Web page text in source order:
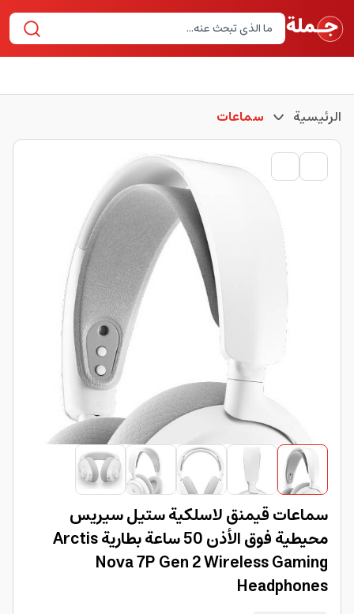
الرئيسية سماعات
سماعات قيمنق لاسلكية ستيل سيريس
محيطية فوق الأذن 50 ساعة بطارية Arctis
Nova 7P Gen 2 Wireless Gaming
Headphones